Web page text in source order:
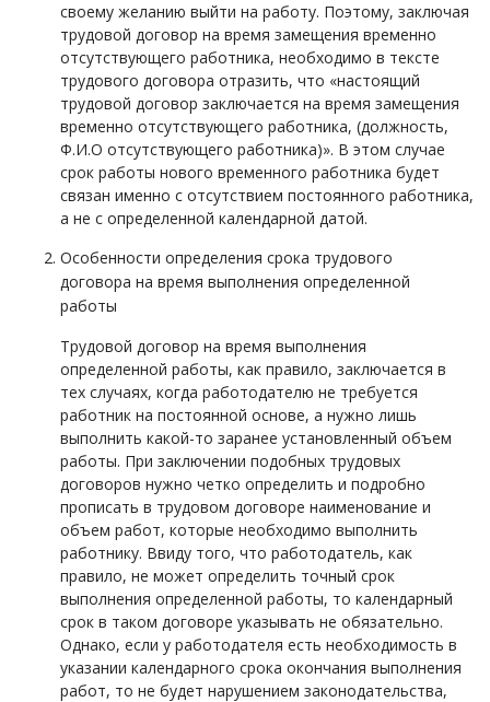
своему желанию выйти на работу. Поэтому, заключая
трудовой договор на время замещения временно
отсутствующего работника, необходимо в тексте
трудового договора отразить, что «настоящий
трудовой договор заключается на время замещения
временно отсутствующего работника, (должность,
Ф.И.О отсутствующего работника)». В этом случае
срок работы нового временного работника будет
связан именно с отсутствием постоянного работника,
а не с определенной календарной датой.
Особенности определения срока трудового
договора на время выполнения определенной
работы
Трудовой договор на время выполнения
определенной работы, как правило, заключается в
тех случаях, когда работодателю не требуется
работник на постоянной основе, а нужно лишь
выполнить какой-то заранее установленный объем
работы. При заключении подобных трудовых
договоров нужно четко определить и подробно
прописать в трудовом договоре наименование и
объем работ, которые необходимо выполнить
работнику. Ввиду того, что работодатель, как
правило, не может определить точный срок
выполнения определенной работы, то календарный
срок в таком договоре указывать не обязательно.
Однако, если у работодателя есть необходимость в
указании календарного срока окончания выполнения
работ, то не будет нарушением законодательства,